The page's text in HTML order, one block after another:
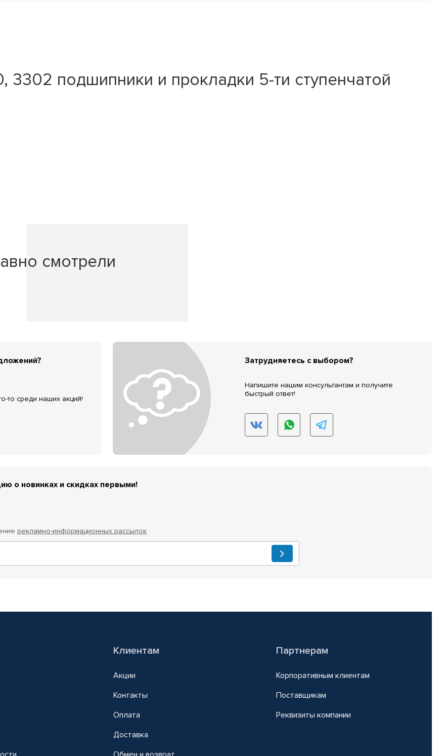
подшипники и прокладки 5-ти ступенчатой
смотрели
то среди наших акций!
Затрудняетесь с выбором?
Напишите нашим консультантам и получите
быстрый ответ!
о новинках и скидках первыми!
рекламно-информационных рассылок
Клиентам
Акции
Контакты
Оплата
Доставка
Партнерам
Корпоративным клиентам
Поставщикам
Реквизиты компании